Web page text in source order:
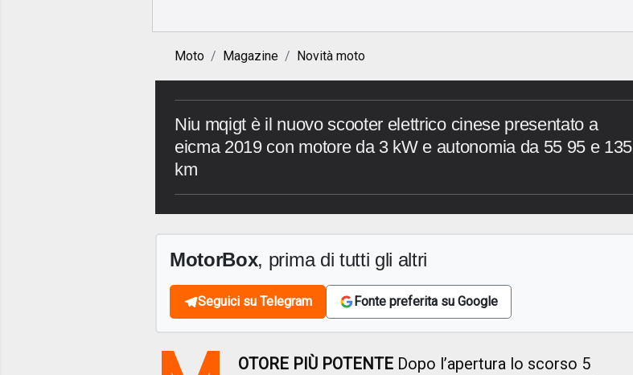
Moto Magazine Novità moto
Niu mqigt è il nuovo scooter elettrico cinese presentato a
eicma 2019 con motore da 3 kW e autonomia da 55 95 e 135
km
MotorBox, prima di tutti gli altri
Seguici su Telegram Fonte preferita su Google
OTORE PIÙ POTENTE Dopo l’apertura lo scorso 5